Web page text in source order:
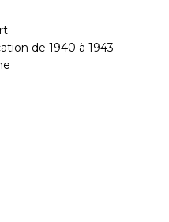
de 1940 à 1943